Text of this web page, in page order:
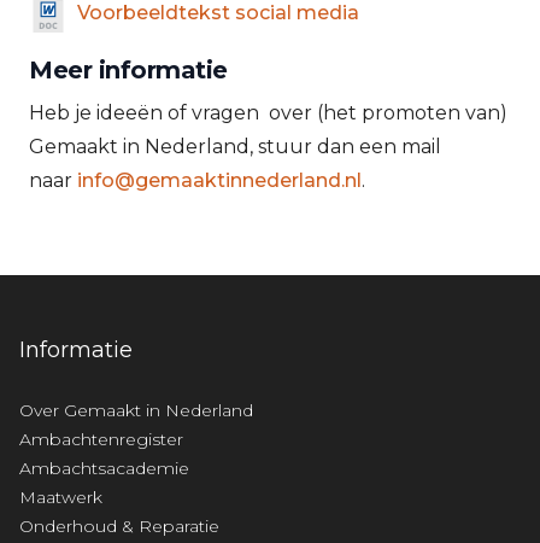
Voorbeeldtekst social media
Meer informatie
Heb je ideeën of vragen over (het promoten van)
Gemaakt in Nederland, stuur dan een mail
naar info@gemaaktinnederland.nl.
Informatie
Over Gemaakt in Nederland
Ambachtenregister
Ambachtsacademie
Maatwerk
Onderhoud & Reparatie